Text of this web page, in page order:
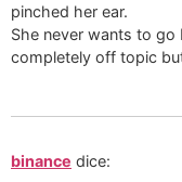
pinched her ear.
She never wants to
completely off topic
binance dice: